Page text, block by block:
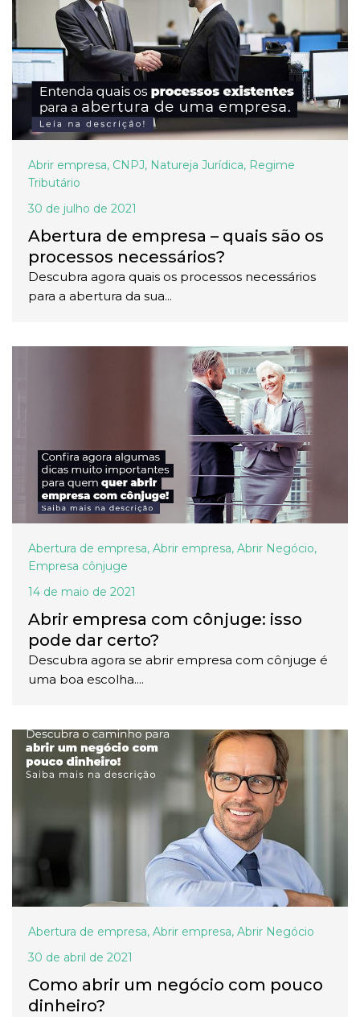
Abrir empresa, CNPJ, Natureja Jurídica, Regime
Tributário
30 de julho de 2021
Abertura de empresa – quais são os
processos necessários?
Descubra agora quais os processos necessários
para a abertura da sua...
Abertura de empresa, Abrir empresa, Abrir Negócio,
Empresa cônjuge
14 de maio de 2021
Abrir empresa com cônjuge: isso
pode dar certo?
Descubra agora se abrir empresa com cônjuge é
uma boa escolha....
Abertura de empresa, Abrir empresa, Abrir Negócio
30 de abril de 2021
Como abrir um negócio com pouco
dinheiro?